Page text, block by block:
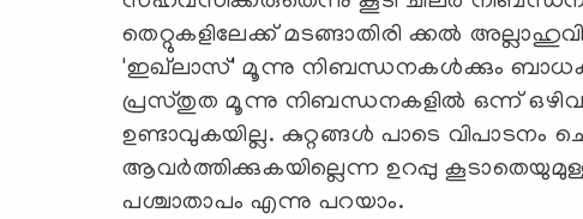
തെറ്റുകളിലേക്ക് മടങ്ങാതിരി ക്കല്‍
'ഇഖ്‌ലാസ്' മൂന്നു നിബന്ധനകള്‍ക്കും
പ്രസ്തുത മൂന്നു നിബന്ധനകളില്‍ ഒന്ന്
ഉണ്ടാവുകയില്ല. കുറ്റങ്ങള്‍ പാടെ വിപാടനം
ആവര്‍ത്തിക്കുകയില്ലെന്ന ഉറപ്പു
പശ്ചാതാപം എന്നു പറയാം.